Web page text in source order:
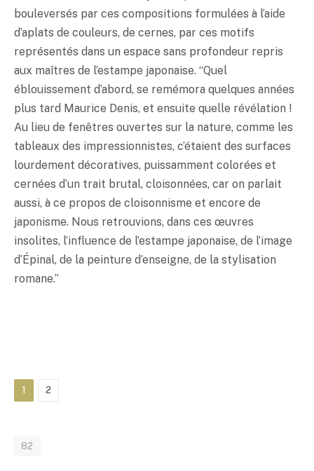
bouleversés par ces compositions formulées à l’aide
d’aplats de couleurs, de cernes, par ces motifs
représentés dans un espace sans profondeur repris
aux maîtres de l’estampe japonaise. “Quel
éblouissement d’abord, se remémora quelques années
plus tard Maurice Denis, et ensuite quelle révélation !
Au lieu de fenêtres ouvertes sur la nature, comme les
tableaux des impressionnistes, c’étaient des surfaces
lourdement décoratives, puissamment colorées et
cernées d’un trait brutal, cloisonnées, car on parlait
aussi, à ce propos de cloisonnisme et encore de
japonisme. Nous retrouvions, dans ces œuvres
insolites, l’influence de l’estampe japonaise, de l’image
d’Épinal, de la peinture d’enseigne, de la stylisation
romane.”
1 2
82